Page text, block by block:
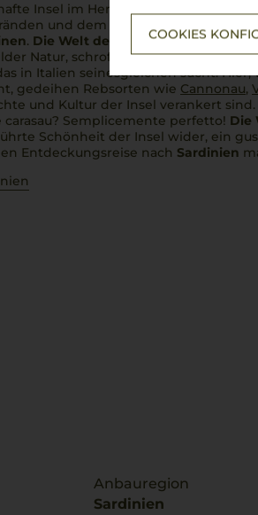
COOKIES
Insel im Herzen des Mittelmeers,
und dem glasklaren Wasser,
. Die Welt der sardischen Weineist
Natur, schroffen Küsten und
in Italien seinesgleichen sucht.
gedeihen Rebsorten wie Cannonau,
und Kultur der Insel verankert sind.
Semplicemente perfetto! Die
Schönheit der Insel wider, ein
Entdeckungsreise nach Sardinien
Anbauregion
Sardinien